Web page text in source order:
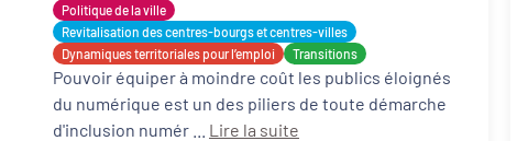
Politique de la ville
Revitalisation des centres-bourgs et centres-villes
Dynamiques territoriales pour l’emploi
Transitions
?
Pouvoir équiper à moindre coût les publics éloignés
du numérique est un des piliers de toute démarche
Lire la suite